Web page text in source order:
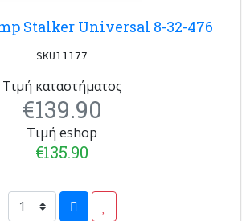
Stalker Universal 8-32-476
SKU11177
Τιμή καταστήματος
€139.90
Τιμή eshop
€135.90